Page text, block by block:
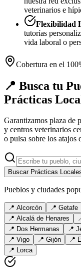
veterinarios e
Flexibilidad
tutorías
vida laboral o
Cobertura en el
📍 Busca tu
Prácticas
Garantizamos plaza de
y centros veterinarios
o pulsa sobre los atajos
Buscar Prácticas
Pueblos y ciudades
📍 Alcorcón 📍 Getafe
📍 Alcalá de Henares
📍 Dos Hermanas 📍
📍 Vigo 📍 Gijón 📍
📍 Lorca